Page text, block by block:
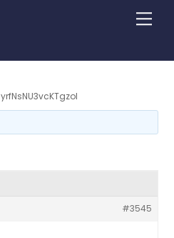
yrfNsNU3vcKTgzoI
#3545